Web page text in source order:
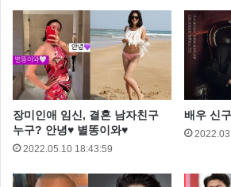
장미인애 임신, 결혼 남자친구
누구? 안녕♥ 별똥이와♥
2022.05.10 18:43:59
배우 신